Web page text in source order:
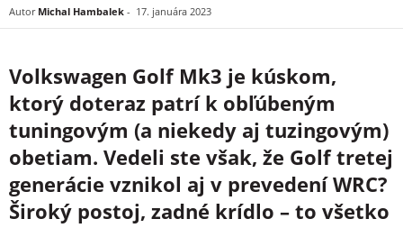
Autor Michal Hambalek - 17. januára 2023
Volkswagen Golf Mk3 je kúskom,
ktorý doteraz patrí k obľúbeným
tuningovým (a niekedy aj tuzingovým)
obetiam. Vedeli ste však, že Golf tretej
generácie vznikol aj v prevedení WRC?
Široký postoj, zadné krídlo – to všetko